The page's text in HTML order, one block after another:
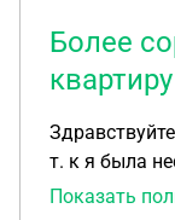
Более
квартиру
т. к я была
всегда
Показать